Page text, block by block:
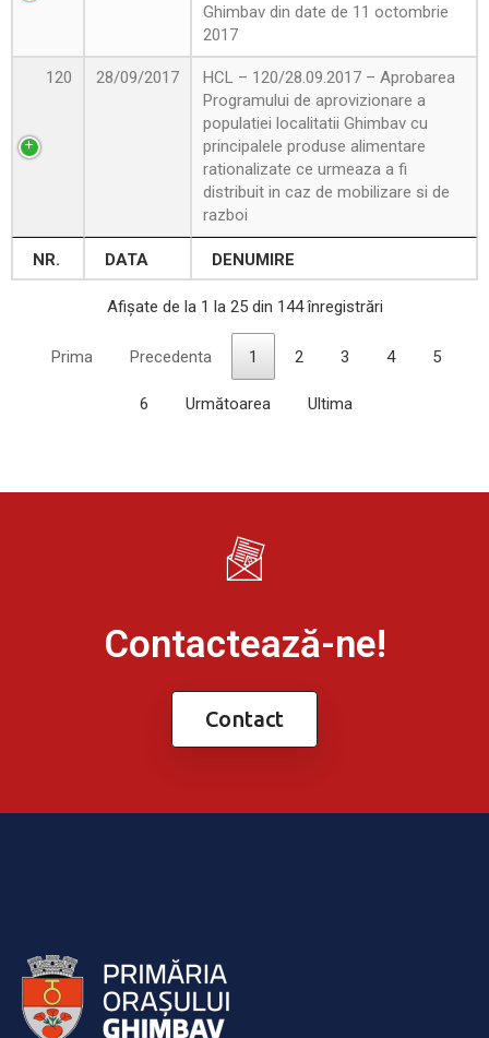
Ghimbav din date de 11 octombrie
2017
120 28/09/2017
HCL – 120/28.09.2017 – Aprobarea
Programului de aprovizionare a
populatiei localitatii Ghimbav cu
principalele produse alimentare
rationalizate ce urmeaza a fi
distribuit in caz de mobilizare si de
razboi
NR. DATA DENUMIRE
Afișate de la 1 la 25 din 144 înregistrări
Prima Precedenta 1 2 3 4 5
6 Următoarea Ultima
Contactează-ne!
Contact